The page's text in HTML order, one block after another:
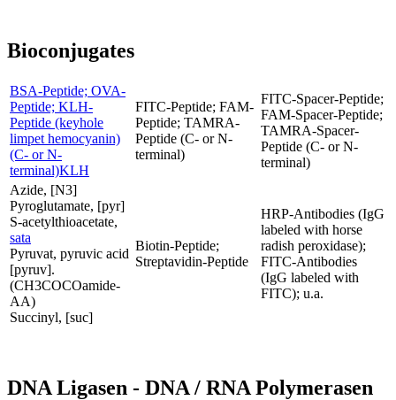
Bioconjugates
BSA-Peptide; OVA-
Peptide; KLH-
Peptide (keyhole
limpet hemocyanin)
(C- or N-
terminal)KLH
FITC-Peptide; FAM-
Peptide; TAMRA-
Peptide (C- or N-
terminal)
FITC-Spacer-Peptide;
FAM-Spacer-Peptide;
TAMRA-Spacer-
Peptide (C- or N-
terminal)
Azide, [N3]
Pyroglutamate, [pyr]
S-acetylthioacetate,
sata
Pyruvat, pyruvic acid
[pyruv].
(CH3COCOamide-
AA)
Succinyl, [suc]
Biotin-Peptide;
Streptavidin-Peptide
HRP-Antibodies (IgG
labeled with horse
radish peroxidase);
FITC-Antibodies
(IgG labeled with
FITC); u.a.
DNA Ligasen - DNA / RNA Polymerasen